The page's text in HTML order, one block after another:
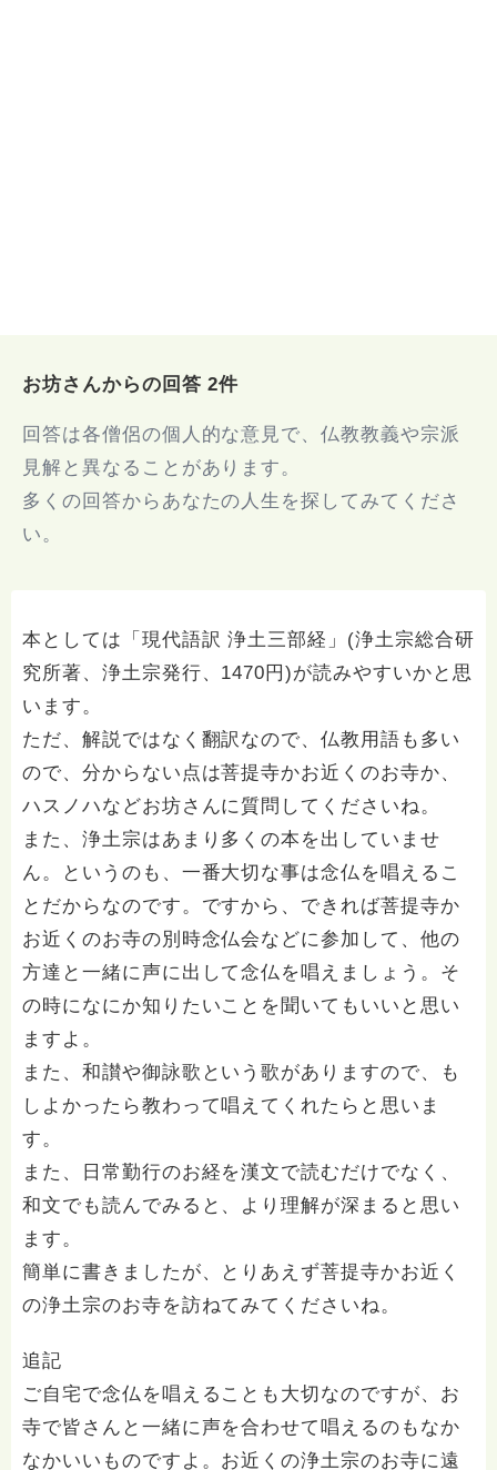
お坊さんからの回答 2件
回答は各僧侶の個人的な意見で、仏教教義や宗派
見解と異なることがあります。
多くの回答からあなたの人生を探してみてくださ
い。
本としては「現代語訳 浄土三部経」(浄土宗総合研
究所著、浄土宗発行、1470円)が読みやすいかと思
います。
ただ、解説ではなく翻訳なので、仏教用語も多い
ので、分からない点は菩提寺かお近くのお寺か、
ハスノハなどお坊さんに質問してくださいね。
また、浄土宗はあまり多くの本を出していませ
ん。というのも、一番大切な事は念仏を唱えるこ
とだからなのです。ですから、できれば菩提寺か
お近くのお寺の別時念仏会などに参加して、他の
方達と一緒に声に出して念仏を唱えましょう。そ
の時になにか知りたいことを聞いてもいいと思い
ますよ。
また、和讃や御詠歌という歌がありますので、も
しよかったら教わって唱えてくれたらと思いま
す。
また、日常勤行のお経を漢文で読むだけでなく、
和文でも読んでみると、より理解が深まると思い
ます。
簡単に書きましたが、とりあえず菩提寺かお近く
の浄土宗のお寺を訪ねてみてくださいね。
追記
ご自宅で念仏を唱えることも大切なのですが、お
寺で皆さんと一緒に声を合わせて唱えるのもなか
なかいいものですよ。お近くの浄土宗のお寺に遠